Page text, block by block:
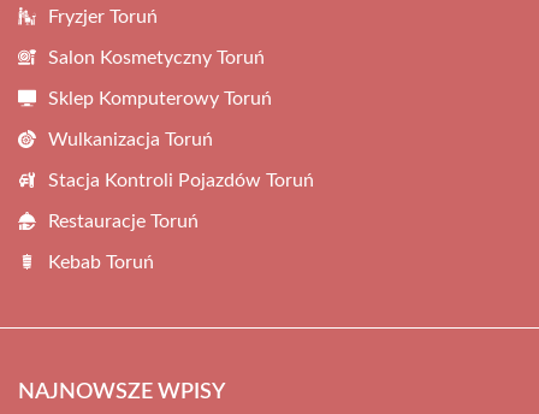
Fryzjer Toruń
Salon Kosmetyczny Toruń
Sklep Komputerowy Toruń
Wulkanizacja Toruń
Stacja Kontroli Pojazdów Toruń
Restauracje Toruń
Kebab Toruń
NAJNOWSZE WPISY